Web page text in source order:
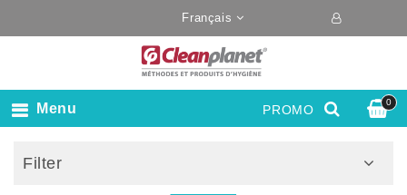
Français
Menu 0
PROMO
Filter